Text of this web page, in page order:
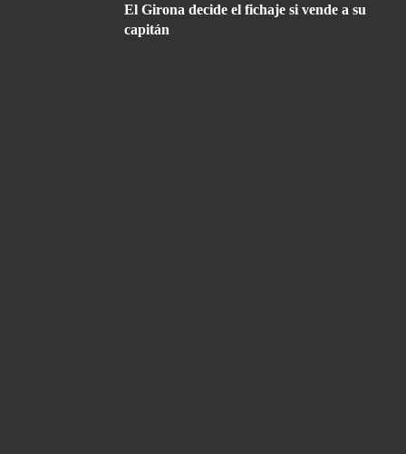
El Girona decide el fichaje si vende a su
capitán